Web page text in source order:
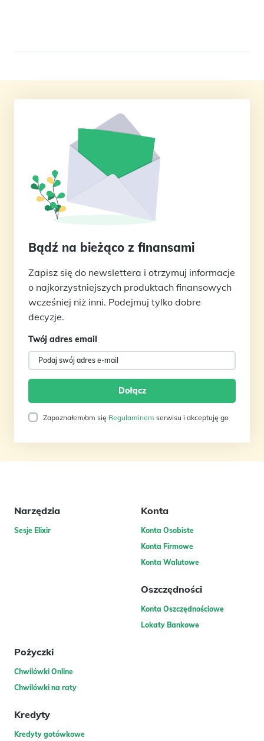
Bądź na bieżąco z finansami
Zapisz się do newslettera i otrzymuj informacje
o najkorzystniejszych produktach finansowych
wcześniej niż inni. Podejmuj tylko dobre
decyzje.
Twój adres email
Zapoznałem/am się Regulaminem serwisu i akceptuję go
Narzędzia
Sesje Elixir
Konta
Konta Osobiste
Konta Firmowe
Konta Walutowe
Oszczędności
Konta Oszczędnościowe
Lokaty Bankowe
Pożyczki
Chwilówki Online
Chwilówki na raty
Kredyty
Kredyty gotówkowe